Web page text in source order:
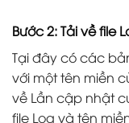
Bước 2: Tải về file
Tại đây có các
với một tên miền
về Lần cập nhật
file Log và tên